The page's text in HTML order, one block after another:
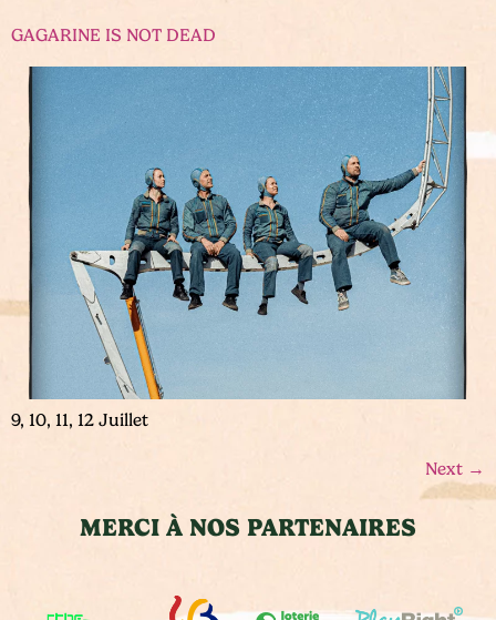
GAGARINE IS NOT DEAD
9, 10, 11, 12 Juillet
Next →
MERCI À NOS PARTENAIRES